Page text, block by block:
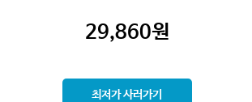
29,860원
최저가 사러가기